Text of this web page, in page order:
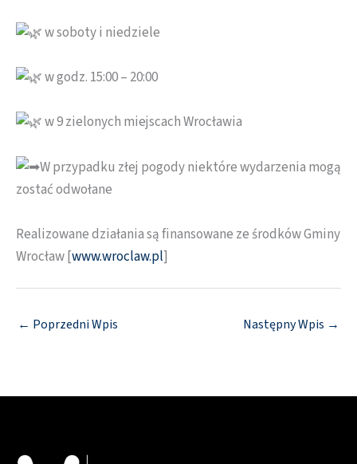
w soboty i niedziele
w godz. 15:00 – 20:00
w 9 zielonych miejscach Wrocławia
W przypadku złej pogody niektóre wydarzenia mogą
zostać odwołane
Realizowane działania są finansowane ze środków Gminy
Wrocław [www.wroclaw.pl]
← Poprzedni Wpis Następny Wpis →